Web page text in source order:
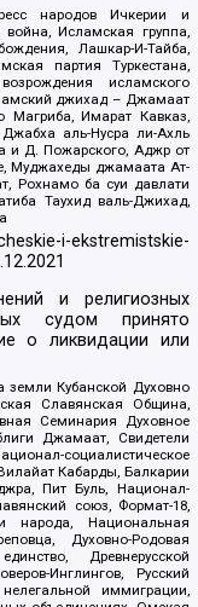
народов Ичкерии и
Исламская группа,
Лашкар-И-Тайба,
партия Туркестана,
исламского
джихад – Джамаат
Магриба, Имарат Кавказ,
аль-Нусра ли-Ахль
и Д. Пожарского, Аджр от
Муджахеды джамаата Ат-
Рохнамо ба суи давлати
Таухид валь-Джихад,
i-ekstremistskie-
и религиозных
судом принято
о ликвидации или
земли Кубанской Духовно
Славянская Община,
Семинария Духовное
Джамаат, Свидетели
социалистическое
Кабарды, Балкарии
Пит Буль, Национал-
союз, Формат-18,
народа, Национальная
Духовно-Родовая
Древнерусской
Инглингов, Русский
иммиграции,